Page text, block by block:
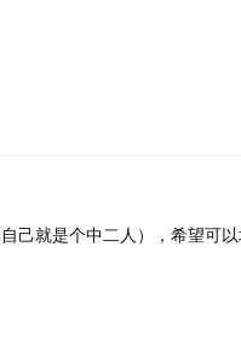
己就是个中二人），希望可